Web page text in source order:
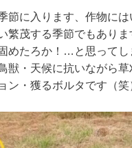
節に入ります、作物に
繁茂する季節でもありま
めたろか！…と思ってし
獣・天候に抗いながら草
・獲るボルタです（笑